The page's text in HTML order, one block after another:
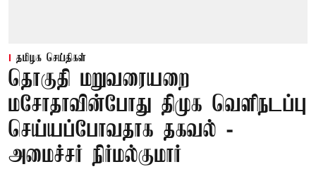
தமிழக செய்திகள்
தொகுதி மறுவரையறை
மசோதாவின்போது திமுக வெளிநடப்பு
செய்யப்போவதாக தகவல் -
அமைச்சர் நிர்மல்குமார்